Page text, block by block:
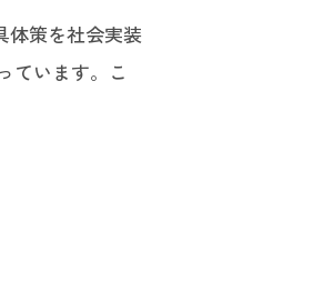
体策を社会実装
ています。こ